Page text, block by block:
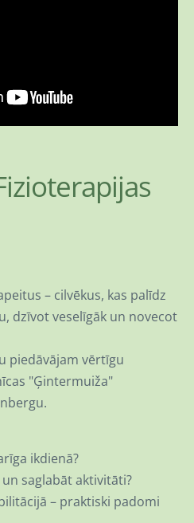
– cilvēkus, kas palīdz
dzīvot veselīgāk un novecot
piedāvājam vērtīgu
"Ģintermuiža"
ikdienā?
saglabāt aktivitāti?
– praktiski padomi